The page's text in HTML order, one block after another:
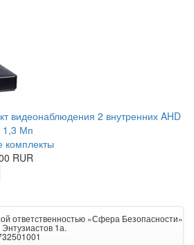
видеонаблюдения 2 внутренних AHD
1,3 Мп
комплекты
RUR
ответственностью «Сфера Безопасности»
Энтузиастов 1а.